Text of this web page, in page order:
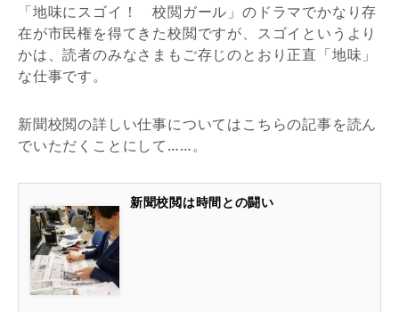
「地味にスゴイ！ 校閲ガール」のドラマでかなり存
在が市民権を得てきた校閲ですが、スゴイというより
かは、読者のみなさまもご存じのとおり正直「地味」
な仕事です。
新聞校閲の詳しい仕事についてはこちらの記事を読ん
でいただくことにして……。
新聞校閲は時間との闘い